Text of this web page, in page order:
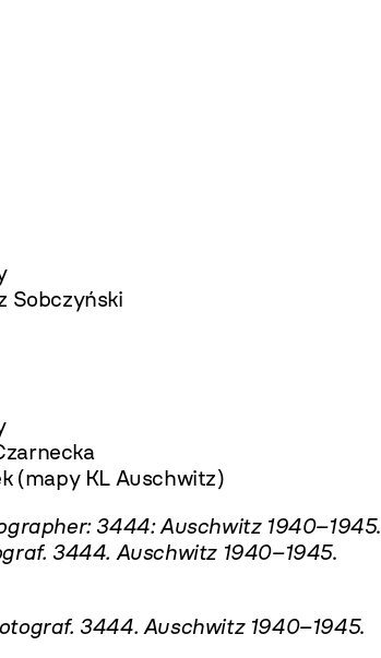
Sobczyński
(mapy KL Auschwitz)
3444: Auschwitz 1940–1945.
3444. Auschwitz 1940–1945.
3444. Auschwitz 1940–1945.